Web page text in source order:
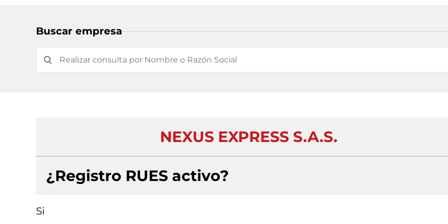
Buscar empresa
NEXUS EXPRESS S.A.S.
¿Registro RUES activo?
Si